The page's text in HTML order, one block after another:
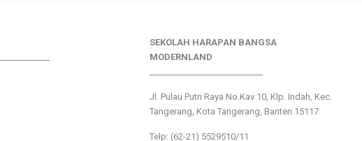
SEKOLAH HARAPAN BANGSA
MODERNLAND
Jl. Pulau Putri Raya No.Kav 10, Klp. Indah, Kec.
Tangerang, Kota Tangerang, Banten 15117
Telp: (62-21) 5529510/11